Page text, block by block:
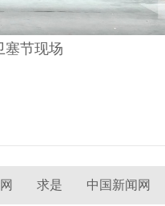
塞节现场
求是 中国新闻网